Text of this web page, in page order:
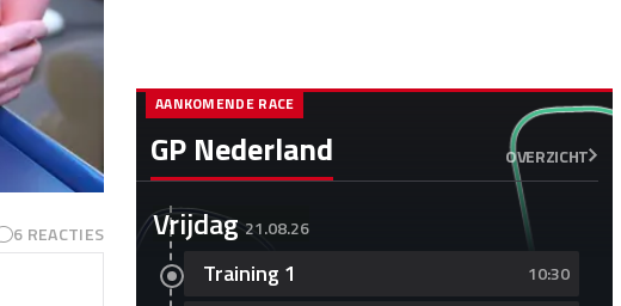
6 REACTIES
GP Nederland OVERZICHT
AANKOMENDE RACE
Vrijdag 21.08.26
Training 1 10:30